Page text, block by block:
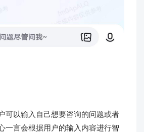
可以输入自己想要咨询的问题或者
一言会根据用户的输入内容进行智